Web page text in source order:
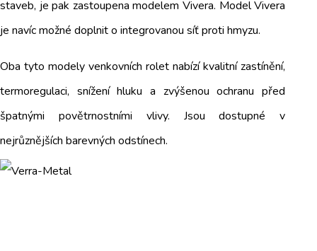
staveb, je pak zastoupena modelem Vivera. Model Vivera
je navíc možné doplnit o integrovanou síť proti hmyzu.
Oba tyto modely venkovních rolet nabízí kvalitní zastínění,
termoregulaci, snížení hluku a zvýšenou ochranu před
špatnými povětrnostními vlivy. Jsou dostupné v
nejrůznějších barevných odstínech.